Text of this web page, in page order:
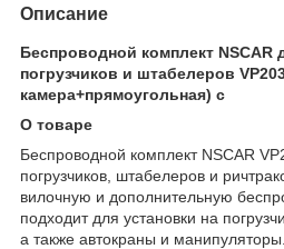
Описание
Беспроводной комплект NSCAR
погрузчиков и штабелеров
камера+прямоугольная) с
О товаре
Беспроводной комплект NSCAR
погрузчиков, штабелеров и
вилочную и дополнительную
подходит для установки на
а также автокраны и